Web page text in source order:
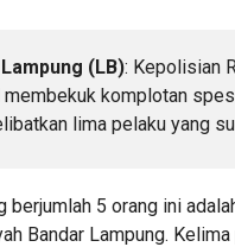
(LB): Kepolisian
komplotan
lima pelaku yang
berjumlah 5 orang ini
Bandar Lampung.